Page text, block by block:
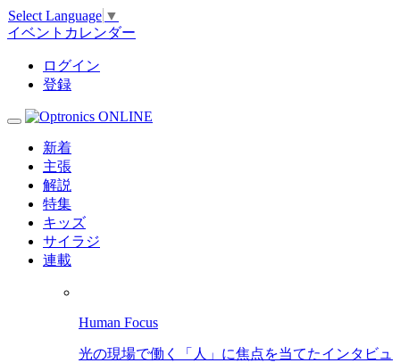
Select Language ▼
イベントカレンダー
ログイン
登録
新着
主張
解説
特集
キッズ
サイラジ
連載
Human Focus
光の現場で働く「人」に焦点を当てたインタビュ